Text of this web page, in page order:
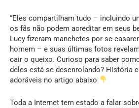
“Eles compartilham tudo – incluindo
os fãs não podem acreditar em seus
Lucy fizeram manchetes por se
homem – e suas últimas fotos
cair o queixo. Curioso para saber
deles está se desenrolando? História
adoráveis no artigo abaixo
Toda a Internet tem estado a falar